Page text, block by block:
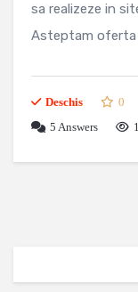
sa realizeze in
Asteptam oferta
Deschis 0
5 Answers